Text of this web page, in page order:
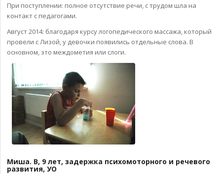
При поступлении: полное отсутствие речи, с трудом шла на
контакт с педагогами.
Август 2014: благодаря курсу логопедического массажа, который
провели с Лизой, у девочки появились отдельные слова. В
основном, это междометия или слоги.
Миша. В, 9 лет, задержка психомоторного и речевого
развития, УО